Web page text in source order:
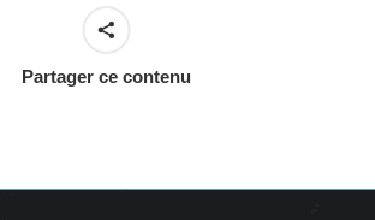
Partager ce contenu